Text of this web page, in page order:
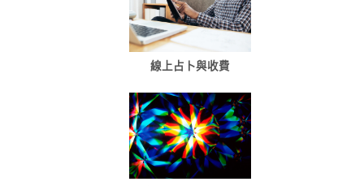
線上占卜與收費